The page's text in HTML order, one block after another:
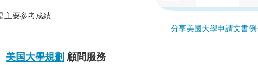
主要参考成績
分享美國大學申請文書例
美国大學規劃 顧問服務